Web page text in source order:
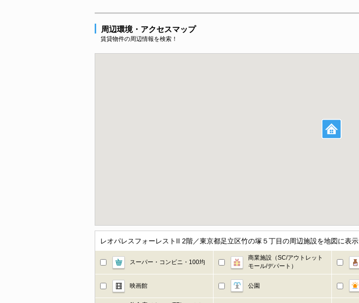
周辺環境・アクセスマップ
賃貸物件の周辺情報を検索！
レオパレスフォーレストII 2階／東京都足立区竹の塚５丁目の周辺施設を地図に表示
スーパー・コンビニ・100均
商業施設（SC/アウトレット
モール/デパート）
映画館 公園